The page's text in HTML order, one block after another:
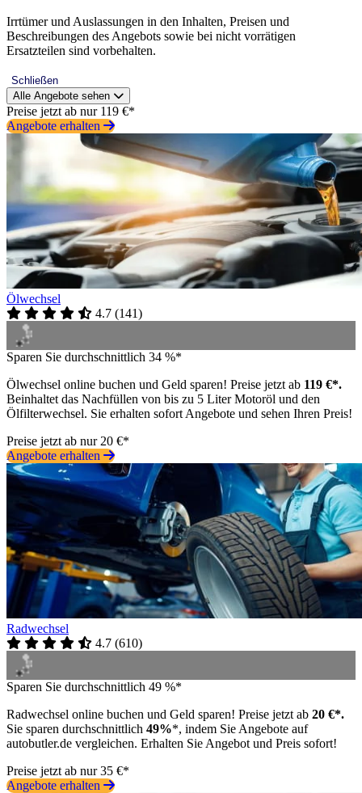
Irrtümer und Auslassungen in den Inhalten, Preisen und
Beschreibungen des Angebots sowie bei nicht vorrätigen
Ersatzteilen sind vorbehalten.
Schließen
Alle Angebote sehen
Preise jetzt ab nur 119 €*
Angebote erhalten
Ölwechsel
4.7 (141)
Sparen Sie durchschnittlich 34 %*
Ölwechsel online buchen und Geld sparen! Preise jetzt ab 119 €*.
Beinhaltet das Nachfüllen von bis zu 5 Liter Motoröl und den
Ölfilterwechsel. Sie erhalten sofort Angebote und sehen Ihren Preis!
Preise jetzt ab nur 20 €*
Angebote erhalten
Radwechsel
4.7 (610)
Sparen Sie durchschnittlich 49 %*
Radwechsel online buchen und Geld sparen! Preise jetzt ab 20 €*.
Sie sparen durchschnittlich 49%*, indem Sie Angebote auf
autobutler.de vergleichen. Erhalten Sie Angebot und Preis sofort!
Preise jetzt ab nur 35 €*
Angebote erhalten